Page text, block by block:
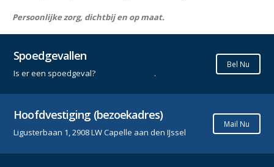
Persoonlijke zorg, dichtbij en op maat.
Spoedgevallen
Is er een spoedgeval? .
Bel Nu
Hoofdvestiging (bezoekadres)
Ligusterbaan 1, 2908 LW Capelle aan den IJssel
Mail Nu